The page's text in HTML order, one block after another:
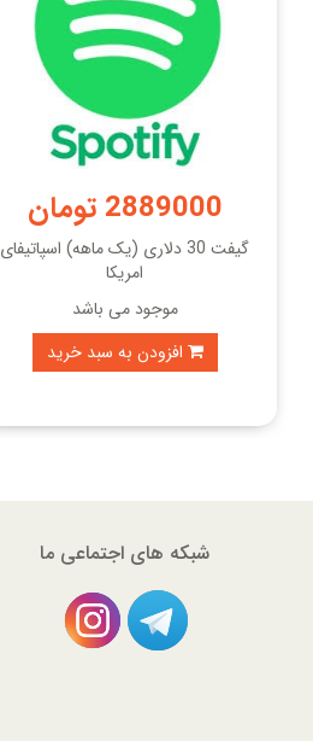
2889000 تومان
گیفت 30 دلاری (یک ماهه) اسپاتیفای
امریکا
موجود می باشد
افزودن به سبد خرید
شبکه های اجتماعی ما